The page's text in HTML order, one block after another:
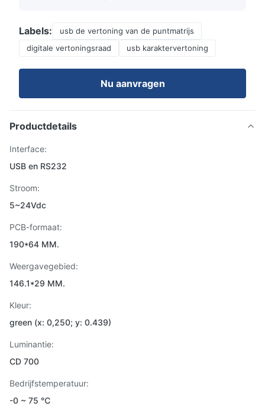
Labels:
usb de vertoning van de puntmatrijs
digitale vertoningsraad
usb karaktervertoning
Nu aanvragen
Productdetails
Interface:
USB en RS232
Stroom:
5~24Vdc
PCB-formaat:
190*64 MM.
Weergavegebied:
146.1*29 MM.
Kleur:
green (x: 0,250; y: 0.439)
Luminantie:
CD 700
Bedrijfstemperatuur:
-0 ~ 75 ℃